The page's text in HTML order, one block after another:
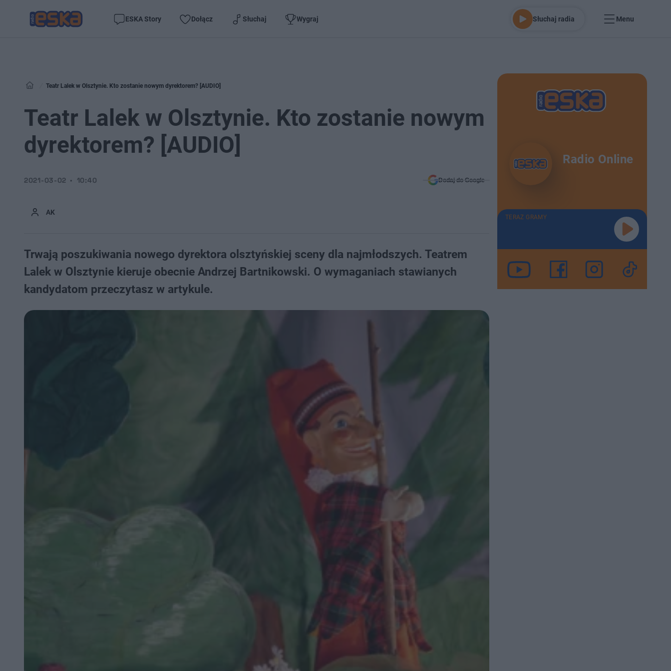
ESKA Story Dołącz Słuchaj Wygraj Słuchaj radia Menu
Teatr Lalek w Olsztynie. Kto zostanie nowym dyrektorem? [AUDIO]
Teatr Lalek w Olsztynie. Kto zostanie nowym
dyrektorem? [AUDIO]
AK
2021-03-02 10:40 Dodaj do Google
Trwają poszukiwania nowego dyrektora olsztyńskiej sceny dla najmłodszych. Teatrem
Lalek w Olsztynie kieruje obecnie Andrzej Bartnikowski. O wymaganiach stawianych
kandydatom przeczytasz w artykule.
Radio Online
TERAZ GRAMY